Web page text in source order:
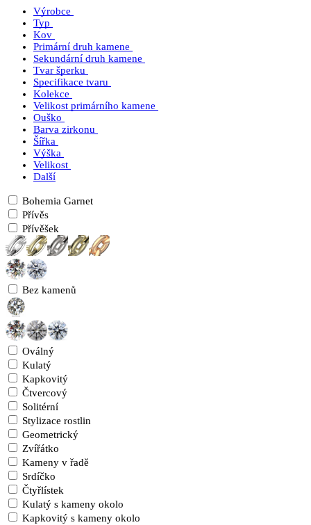
Výrobce
Typ
Kov
Primární druh kamene
Sekundární druh kamene
Tvar šperku
Specifikace tvaru
Kolekce
Velikost primárního kamene
Ouško
Barva zirkonu
Šířka
Výška
Velikost
Další
Bohemia Garnet
Přívěs
Přívěšek
Bez kamenů
Oválný
Kulatý
Kapkovitý
Čtvercový
Solitérní
Stylizace rostlin
Geometrický
Zvířátko
Kameny v řadě
Srdíčko
Čtyřlístek
Kulatý s kameny okolo
Kapkovitý s kameny okolo